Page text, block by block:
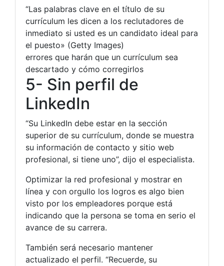
“Las palabras clave en el título de su
currículum les dicen a los reclutadores de
inmediato si usted es un candidato ideal para
el puesto» (Getty Images)
errores que harán que un currículum sea
descartado y cómo corregirlos
5- Sin perfil de
LinkedIn
“Su LinkedIn debe estar en la sección
superior de su currículum, donde se muestra
su información de contacto y sitio web
profesional, si tiene uno”, dijo el especialista.
Optimizar la red profesional y mostrar en
línea y con orgullo los logros es algo bien
visto por los empleadores porque está
indicando que la persona se toma en serio el
avance de su carrera.
También será necesario mantener
actualizado el perfil. “Recuerde, su